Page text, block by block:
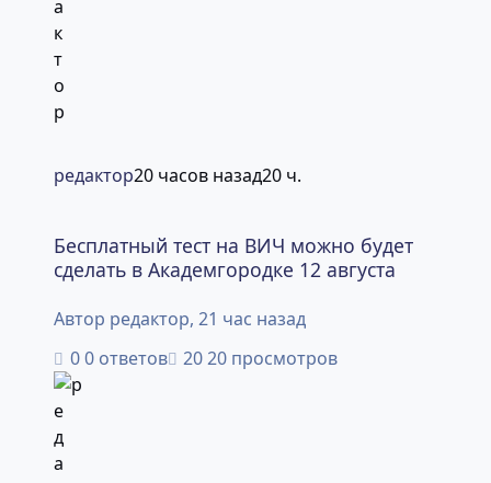
редактор20 часов назад20 ч.
Бесплатный тест на ВИЧ можно будет
сделать в Академгородке 12 августа
Автор редактор, 21 час назад
0 ответов
20 просмотров